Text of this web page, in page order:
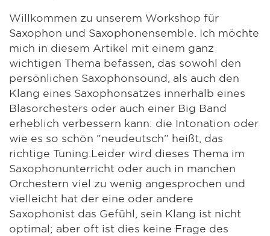
Willkommen zu unserem Workshop für
Saxophon und Saxophonensemble. Ich möchte
mich in diesem Artikel mit einem ganz
wichtigen Thema befassen, das sowohl den
persönlichen Saxophonsound, als auch den
Klang eines Saxophonsatzes innerhalb eines
Blasorchesters oder auch einer Big Band
erheblich verbessern kann: die Intonation oder
wie es so schön "neudeutsch" heißt, das
richtige Tuning.Leider wird dieses Thema im
Saxophonunterricht oder auch in manchen
Orchestern viel zu wenig angesprochen und
vielleicht hat der eine oder andere
Saxophonist das Gefühl, sein Klang ist nicht
optimal; aber oft ist dies keine Frage des